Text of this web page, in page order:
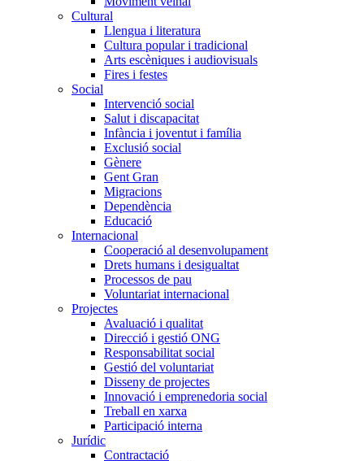
Cultural
Llengua i literatura
Cultura popular i tradicional
Arts escèniques i audiovisuals
Fires i festes
Social
Intervenció social
Salut i discapacitat
Infància i joventut i família
Exclusió social
Gènere
Gent Gran
Migracions
Dependència
Educació
Internacional
Cooperació al desenvolupament
Drets humans i desigualtat
Processos de pau
Voluntariat internacional
Projectes
Avaluació i qualitat
Direcció i gestió ONG
Responsabilitat social
Gestió del voluntariat
Disseny de projectes
Innovació i emprenedoria social
Treball en xarxa
Participació interna
Jurídic
Contractació